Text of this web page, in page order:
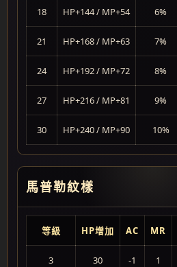
18 HP+144 / MP+54 6%
21 HP+168 / MP+63 7%
24 HP+192 / MP+72 8%
27 HP+216 / MP+81 9%
30 HP+240 / MP+90 10%
馬普勒紋樣
等級 HP增加 AC MR
3 30 -1 1